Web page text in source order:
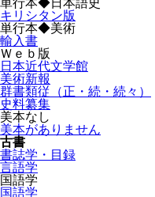
単行本◆日本語史
キリシタン版
単行本◆美術
輸入書
Ｗｅｂ版
日本近代文学館
美術新報
群書類従（正・続・続々）
史料纂集
美本なし
美本がありません
古書
書誌学・目録
言語学
国語学
国語学